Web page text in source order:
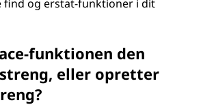
find og erstat-funktioner i dit
funktionen den
eller opretter